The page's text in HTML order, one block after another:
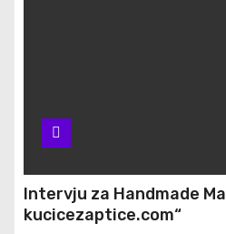
Intervju za Handmade
kucicezaptice.com“